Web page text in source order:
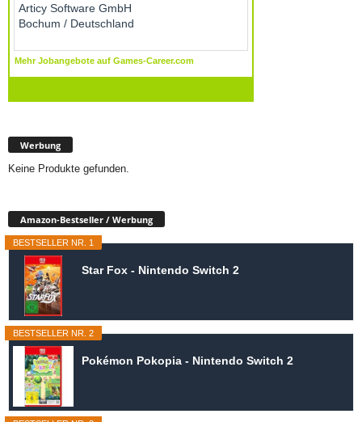
Werbung
Keine Produkte gefunden.
Amazon-Bestseller / Werbung
BESTSELLER NR. 1
Star Fox - Nintendo Switch 2
BESTSELLER NR. 2
Pokémon Pokopia - Nintendo Switch 2